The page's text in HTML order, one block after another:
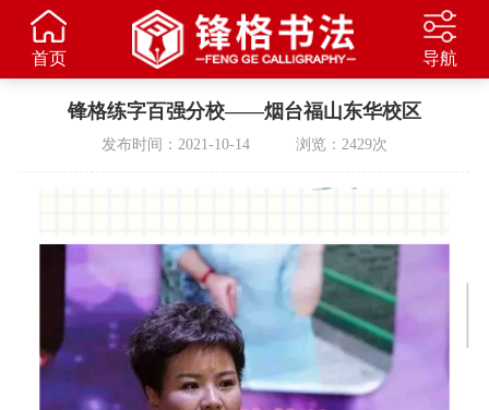
首页 导航
锋格练字百强分校——烟台福山东华校区
发布时间：2021-10-14 浏览：2429次